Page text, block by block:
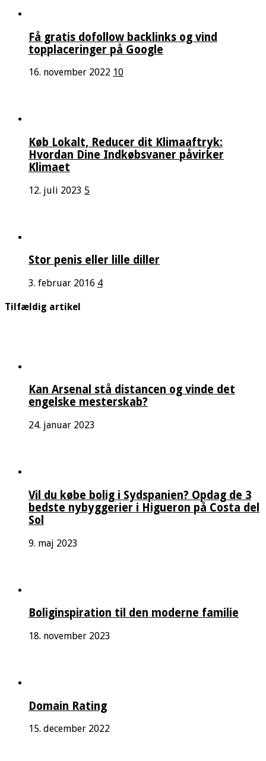
Få gratis dofollow backlinks og vind
topplaceringer på Google
16. november 2022 10
Køb Lokalt, Reducer dit Klimaaftryk:
Hvordan Dine Indkøbsvaner påvirker
Klimaet
12. juli 2023 5
Stor penis eller lille diller
3. februar 2016 4
Tilfældig artikel
Kan Arsenal stå distancen og vinde det
engelske mesterskab?
24. januar 2023
Vil du købe bolig i Sydspanien? Opdag de 3
bedste nybyggerier i Higueron på Costa del
Sol
9. maj 2023
Boliginspiration til den moderne familie
18. november 2023
Domain Rating
15. december 2022